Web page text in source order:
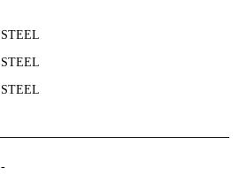
STEEL
STEEL
STEEL
-